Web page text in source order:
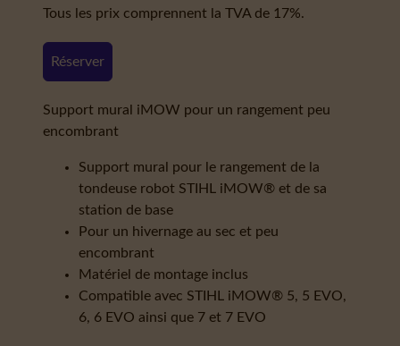
Tous les prix comprennent la TVA de 17%.
Réserver
Support mural iMOW pour un rangement peu
encombrant
Support mural pour le rangement de la
tondeuse robot STIHL iMOW® et de sa
station de base
Pour un hivernage au sec et peu
encombrant
Matériel de montage inclus
Compatible avec STIHL iMOW® 5, 5 EVO,
6, 6 EVO ainsi que 7 et 7 EVO